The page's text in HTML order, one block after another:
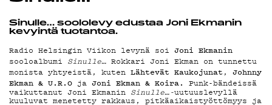
PODCAST
MAINOSTA
Sinulle… soololevy edustaa Joni Ekmanin
kevyintä tuotantoa.
Radio Helsingin Viikon levynä soi Joni Ekmanin
sooloalbumi Sinulle… Rokkari Joni Ekman on tunnettu
monista yhtyeistä, kuten Lähtevät Kaukojunat, Johnny
Ekman & U.R.O ja Joni Ekman & Koira. Punk-bändeissä
vaikuttanut Joni Ekmanin Sinulle…-uutuuslevyllä
kuuluvat menetetty rakkaus, pitkäaikaistyöttömyys ja